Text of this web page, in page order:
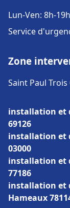
Lun-Ven: 8h-19h
Service
Zone
Saint Paul
installation et
69126
installation et
03000
installation et
77186
installation et
Hameaux